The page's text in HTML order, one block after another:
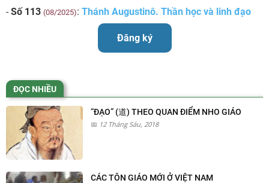
- Số 113 (08/2025): Thánh Augustinô. Thần học và linh đạo
Đăng ký
ĐỌC NHIỀU
“ĐẠO” (道) THEO QUAN ĐIỂM NHO GIÁO
12 Tháng Sáu, 2018
CÁC TÔN GIÁO MỚI Ở VIỆT NAM